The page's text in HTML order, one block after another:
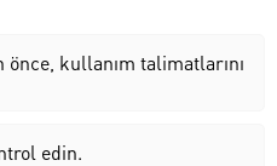
kullanım talimatlarını
edin.